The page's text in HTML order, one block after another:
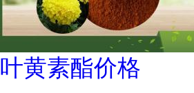
叶黄素酯价格